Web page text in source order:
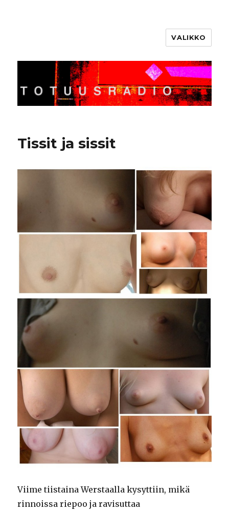
VALIKKO
Tissit ja sissit
Viime tiistaina Werstaalla kysyttiin, mikä
rinnoissa riepoo ja ravisuttaa